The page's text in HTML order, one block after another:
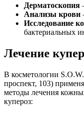
Дерматоскопия
Анализы крови
Исследование
бактериальных
Лечение
В косметологии
проспект, 103)
методы лечения
купероз: